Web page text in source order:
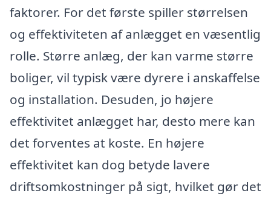
faktorer. For det første spiller størrelsen
og effektiviteten af anlægget en væsentlig
rolle. Større anlæg, der kan varme større
boliger, vil typisk være dyrere i anskaffelse
og installation. Desuden, jo højere
effektivitet anlægget har, desto mere kan
det forventes at koste. En højere
effektivitet kan dog betyde lavere
driftsomkostninger på sigt, hvilket gør det